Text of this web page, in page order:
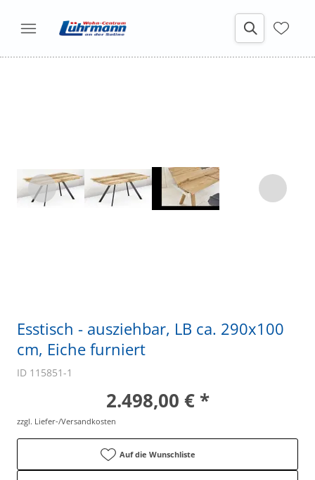
Esstisch - ausziehbar, LB ca. 290x100
cm, Eiche furniert
ID 115851-1
2.498,00 € *
zzgl. Liefer-/Versandkosten
Auf die Wunschliste